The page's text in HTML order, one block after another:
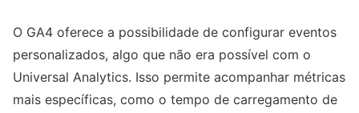
O GA4 oferece a possibilidade de configurar eventos
personalizados, algo que não era possível com o
Universal Analytics. Isso permite acompanhar métricas
mais específicas, como o tempo de carregamento de